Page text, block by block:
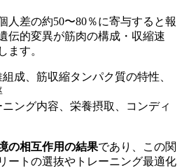
人差の約50〜80％に寄与すると報
伝的変異が筋肉の構成・収縮速
ます。
成、筋収縮タンパク質の特性、
ニング内容、栄養摂取、コンディ
の相互作用の結果であり、この関
ートの選抜やトレーニング最適化